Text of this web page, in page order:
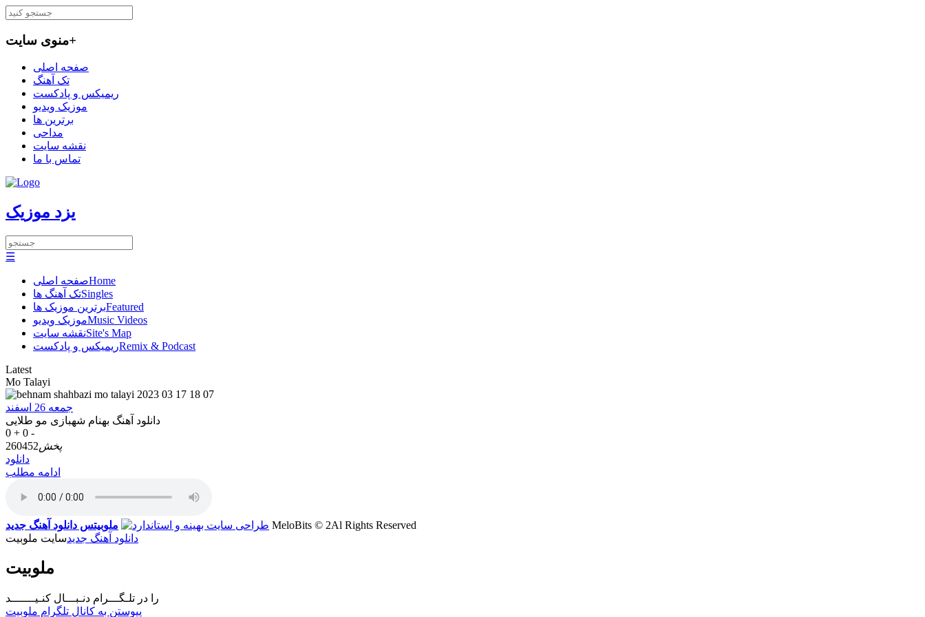
منوی سایت+
صفحه اصلی
تک آهنگ
ریمیکس و پادکست
موزیک ویدیو
برترین ها
مداحی
نقشه سایت
تماس با ما
یزد موزیک
☰
صفحه اصلیHome
تک آهنگ هاSingles
برترین موزیک هاFeatured
موزیک ویدیوMusic Videos
نقشه سایتSite's Map
ریمیکس و پادکستRemix & Podcast
Latest
Mo Talayi
جمعه 26 اسفند
دانلود آهنگ بهنام شهبازی مو طلایی
0 + 0 -
پخش260452
دانلود
ادامه مطلب
ملوبیتس دانلود آهنگ جدید
MeloBits © 2Al Rights Reserved
دانلود آهنگ جدیدسایت ملوبیت
ملوبیت
را در تلـگـــرام دنـبـــال کنـیـــــــد
پیوستن به کانال تلگرام ملوبیت